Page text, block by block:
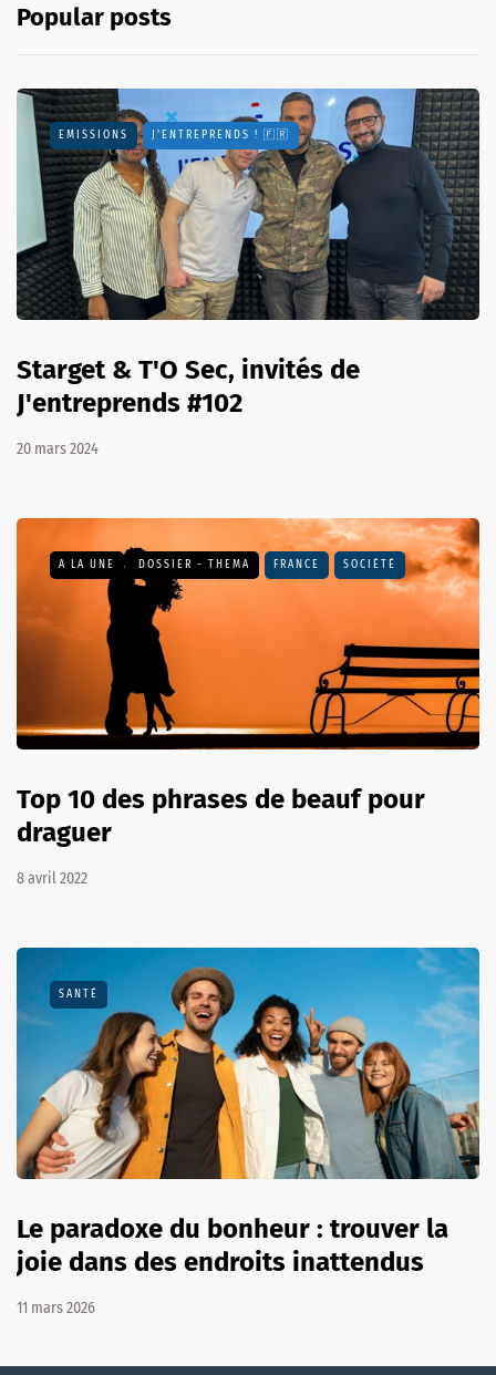
Popular posts
EMISSIONS J'ENTREPRENDS ! 🇫🇷
Starget & T'O Sec, invités de
J'entreprends #102
20 mars 2024
A LA UNE DOSSIER - THEMA FRANCE SOCIÉTÉ
Top 10 des phrases de beauf pour
draguer
8 avril 2022
SANTÉ
Le paradoxe du bonheur : trouver la
joie dans des endroits inattendus
11 mars 2026